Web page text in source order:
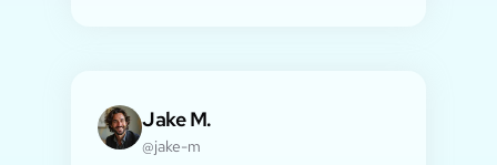
Jake M.
@jake-m